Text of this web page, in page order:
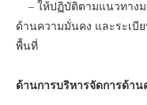
– ให้ปฏิบัติตามแนวทาง
ด้านความมั่นคง และระเบี
พื้นที่
ด้านการบริหารจัดการด้าน